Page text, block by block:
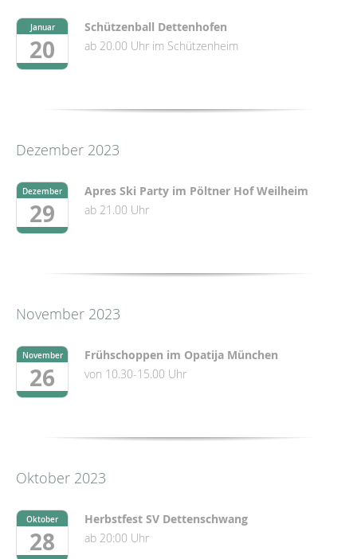
Januar
20
Schützenball Dettenhofen
ab 20.00 Uhr im Schützenheim
Dezember 2023
Dezember
29
Apres Ski Party im Pöltner Hof Weilheim
ab 21.00 Uhr
November 2023
November
26
Frühschoppen im Opatija München
von 10.30-15.00 Uhr
Oktober 2023
Oktober
28
Herbstfest SV Dettenschwang
ab 20:00 Uhr